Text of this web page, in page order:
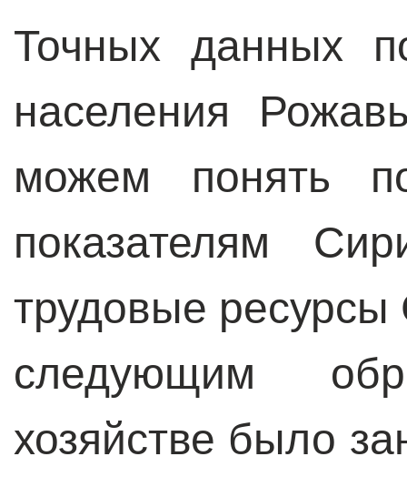
Точных данных
населения
можем понять
показателям
трудовые
следующим
хозяйстве было